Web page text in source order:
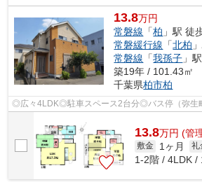
13.8万円
常磐線 「柏 」駅 徒
常磐緩行線 「北柏
常磐線 「我孫子 」
築19年 / 101.43㎡
千葉県柏市柏
◎広々4LDK◎駐車スペース2台分◎バス停（弥生
13.8万円 (管
敷金 1ヶ月 礼
1-2階 / 4LDK /